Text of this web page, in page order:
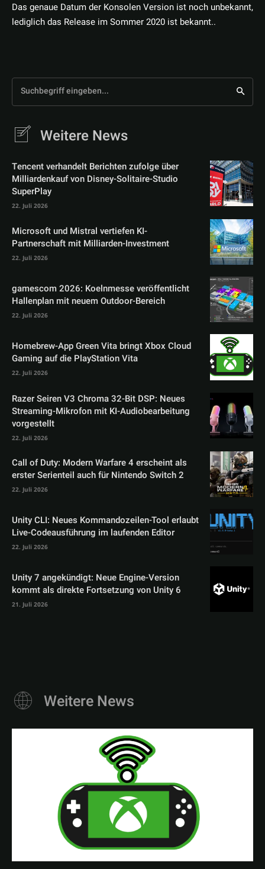
Das genaue Datum der Konsolen Version ist noch unbekannt,
lediglich das Release im Sommer 2020 ist bekannt..
Suchbegriff eingeben...
Weitere News
Tencent verhandelt Berichten zufolge über
Milliardenkauf von Disney-Solitaire-Studio
SuperPlay
22. Juli 2026
Microsoft und Mistral vertiefen KI-
Partnerschaft mit Milliarden-Investment
22. Juli 2026
gamescom 2026: Koelnmesse veröffentlicht
Hallenplan mit neuem Outdoor-Bereich
22. Juli 2026
Homebrew-App Green Vita bringt Xbox Cloud
Gaming auf die PlayStation Vita
22. Juli 2026
Razer Seiren V3 Chroma 32-Bit DSP: Neues
Streaming-Mikrofon mit KI-Audiobearbeitung
vorgestellt
22. Juli 2026
Call of Duty: Modern Warfare 4 erscheint als
erster Serienteil auch für Nintendo Switch 2
22. Juli 2026
Unity CLI: Neues Kommandozeilen-Tool erlaubt
Live-Codeausführung im laufenden Editor
22. Juli 2026
Unity 7 angekündigt: Neue Engine-Version
kommt als direkte Fortsetzung von Unity 6
21. Juli 2026
Weitere News